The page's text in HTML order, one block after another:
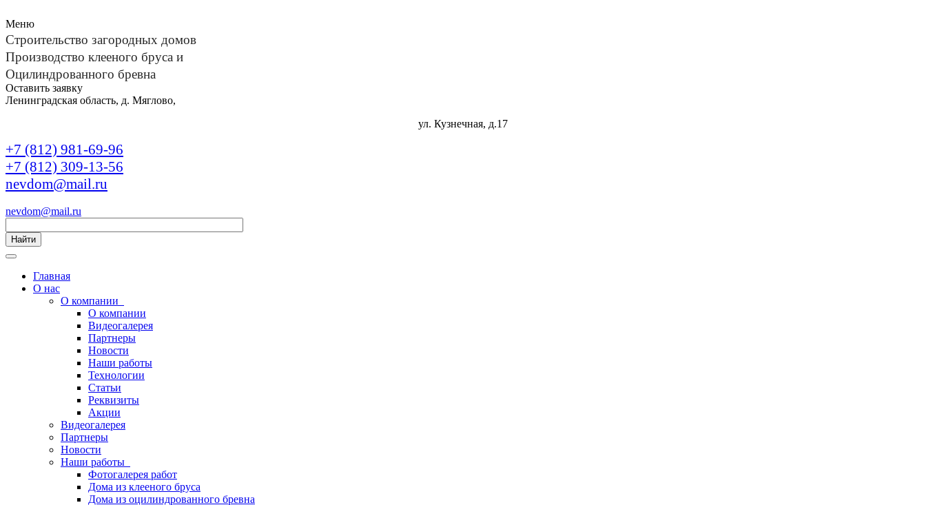
Меню
Строительство загородных домов
Производство клееного бруса и
Оцилиндрованного бревна
Оставить заявку
Ленинградская область, д. Мяглово,
ул. Кузнечная, д.17
+7 (812) 981-69-96
+7 (812) 309-13-56
nevdom@mail.ru
nevdom@mail.ru
Найти
Главная
О нас
О компании
О компании
Видеогалерея
Партнеры
Новости
Наши работы
Технологии
Статьи
Реквизиты
Акции
Видеогалерея
Партнеры
Новости
Наши работы
Фотогалерея работ
Дома из клееного бруса
Дома из оцилиндрованного бревна